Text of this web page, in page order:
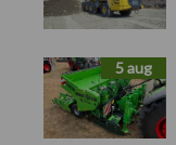
5 aug